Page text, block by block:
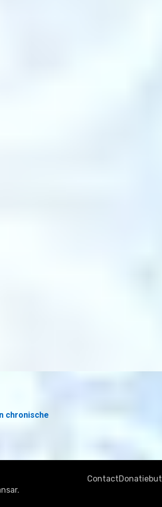
chronische
.
Contact